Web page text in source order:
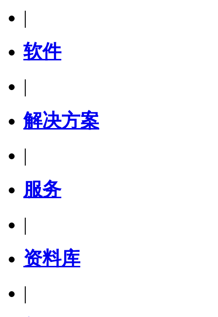
|
软件
|
解决方案
|
服务
|
资料库
|